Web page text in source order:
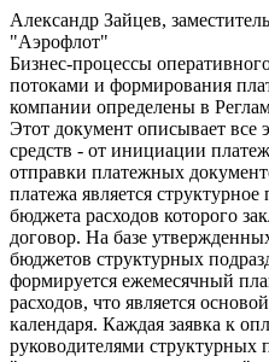
Александр Зайцев,
"Аэрофлот"
Бизнес-процессы
потоками и формирования
компании определены в
Этот документ описывает
средств - от инициации
отправки платежных
платежа является
бюджета расходов которого
договор. На базе
бюджетов структурных
формируется ежемесячный
расходов, что является
календаря. Каждая заявка к
руководителями структурных